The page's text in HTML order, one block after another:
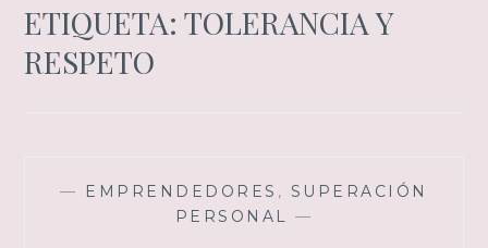
ETIQUETA:TOLERANCIA Y
RESPETO
— EMPRENDEDORES , SUPERACIÓN
PERSONAL —